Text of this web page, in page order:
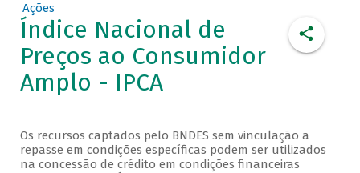
Ações
Índice Nacional de
Preços ao Consumidor
Amplo - IPCA
Os recursos captados pelo BNDES sem vinculação a
repasse em condições específicas podem ser utilizados
na concessão de crédito em condições financeiras